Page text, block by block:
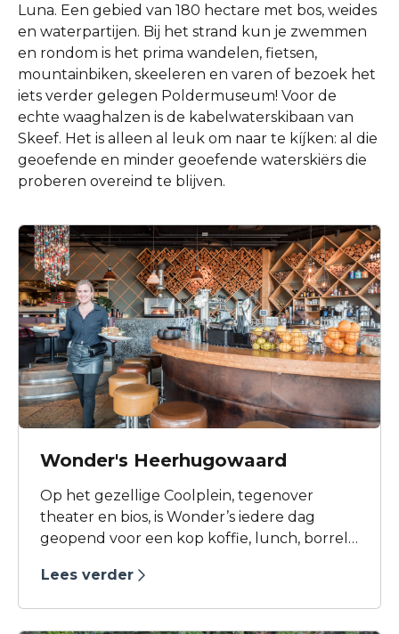
Luna. Een gebied van 180 hectare met bos, weides
en waterpartijen. Bij het strand kun je zwemmen
en rondom is het prima wandelen, fietsen,
mountainbiken, skeeleren en varen of bezoek het
iets verder gelegen Poldermuseum! Voor de
echte waaghalzen is de kabelwaterskibaan van
Skeef. Het is alleen al leuk om naar te kíjken: al die
geoefende en minder geoefende waterskiërs die
proberen overeind te blijven.
Wonder's Heerhugowaard
Op het gezellige Coolplein, tegenover
theater en bios, is Wonder’s iedere dag
geopend voor een kop koffie, lunch, borrel
sfeervolle bovenverdieping inclusief
Lees verder